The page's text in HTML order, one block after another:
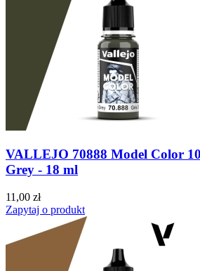
VALLEJO 70888 Model Color
Grey - 18 ml
11,00 zł
Zapytaj o produkt